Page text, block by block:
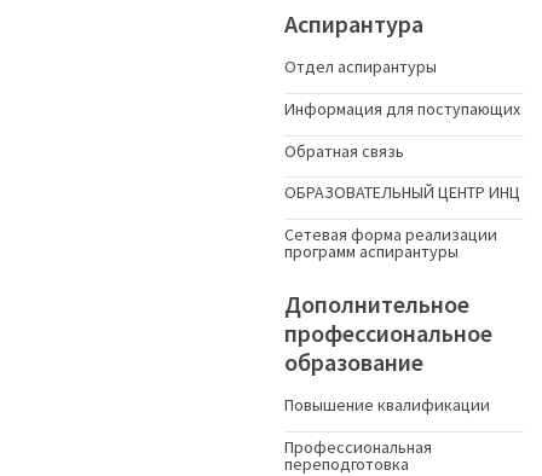
Аспирантура
Отдел аспирантуры
Информация для поступающих
Обратная связь
ОБРАЗОВАТЕЛЬНЫЙ ЦЕНТР ИНЦ
Сетевая форма реализации
программ аспирантуры
Дополнительное
профессиональное
образование
Повышение квалификации
Профессиональная
переподготовка